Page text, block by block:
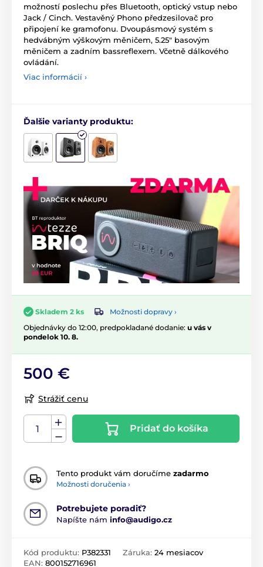
možností poslechu přes Bluetooth, optický vstup nebo
Jack / Cinch. Vestavěný Phono předzesilovač pro
připojení ke gramofonu. Dvoupásmový systém s
hedvábným výškovým měničem, 5.25″ basovým
měničem a zadním bassreflexem. Včetně dálkového
ovládání.
Viac informácií ›
Ďalšie varianty produktu:
Skladem 2 ks
Možnosti dopravy ›
Objednávky do 12:00, predpokladané dodanie: u vás v
pondelok 10. 8.
500 €
Strážiť cenu
Pridať do košíka
Tento produkt vám doručíme zadarmo
Možnosti doručenia ›
Potrebujete poradiť?
Napíšte nám info@audigo.cz
Kód produktu: P382331
EAN: 800152716961
Záruka: 24 mesiacov